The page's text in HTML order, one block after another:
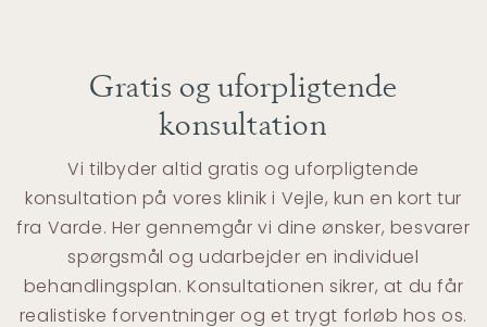
Gratis og uforpligtende
konsultation
Vi tilbyder altid gratis og uforpligtende
konsultation på vores klinik i Vejle, kun en kort tur
fra Varde. Her gennemgår vi dine ønsker, besvarer
spørgsmål og udarbejder en individuel
behandlingsplan. Konsultationen sikrer, at du får
realistiske forventninger og et trygt forløb hos os.